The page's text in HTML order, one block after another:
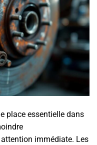
place essentielle dans
immédiate. Les